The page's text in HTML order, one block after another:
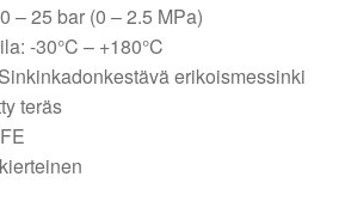
– 25 bar (0 – 2.5 MPa)
-30°C – +180°C
erikoismessinki
teräs